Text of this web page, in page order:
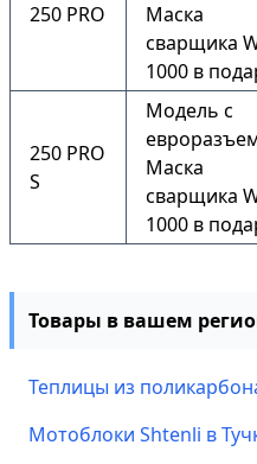
250 PRO
Маска
сварщика
1000 в
250 PRO
S
Модель с
Маска
сварщика
1000 в
Товары в вашем
Теплицы из
Мотоблоки Shtenli в